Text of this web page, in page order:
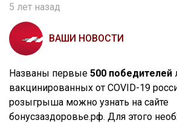
5 лет назад
ВАШИ НОВОСТИ
Названы первые 500 победителей
вакцинированных от COVID-19
розыгрыша можно узнать на сайте
бонусзаздоровье.рф. Для этого